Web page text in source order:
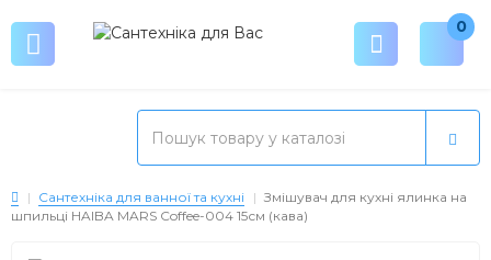
0
Сантехніка для ванної та кухні
Змішувач для кухні ялинка на
шпильці HAIBA MARS Coffee-004 15см (кава)